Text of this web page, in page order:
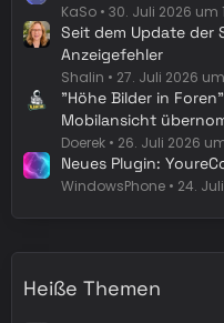
KaSo 30. Juli 2026 um
Seit dem Update der
Anzeigefehler
Shalin 27. Juli 2026 um
"Höhe Bilder in
Mobilansicht
Doerek 26. Juli 2026 um
Neues Plugin:
WindowsPhone 24.
Heiße Themen